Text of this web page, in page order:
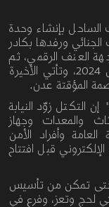
بإنشاء وحدة
ورفدها بكادر
الرقمي، ثم
وتأتي الأخيرة
المؤقتة عدن.
التكتل زوّد النيابة
والمعدات
وجهاز
العامة وأفراد
الأمن
الإلكتروني قبل افتتاح
تمكن من تأسيس
لحج وتعز، وفرع في